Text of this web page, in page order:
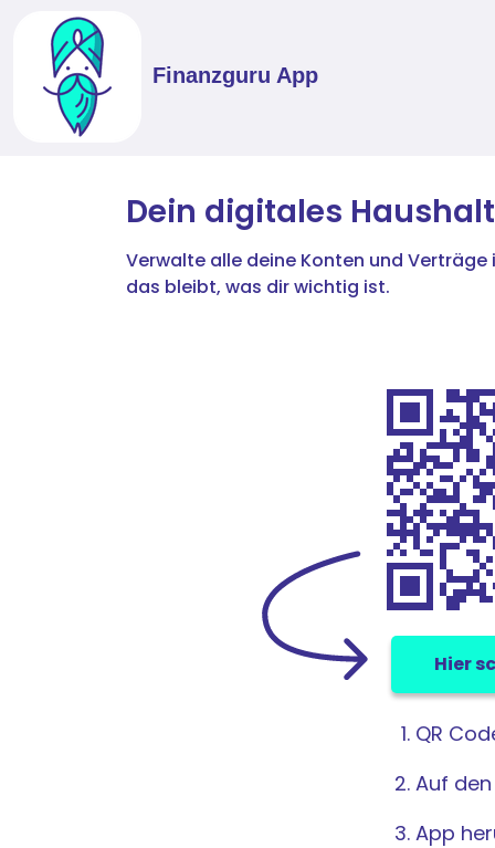
Finanzguru App
Dein digitales
Hier
Verwalte alle deine Konten und
das bleibt, was dir wichtig ist.
1. QR
2. Auf
3. App